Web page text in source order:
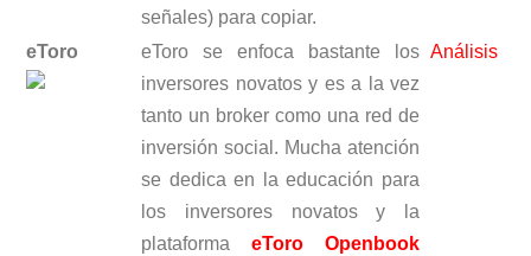
señales) para copiar.
eToro
eToro se enfoca bastante los
inversores novatos y es a la vez
tanto un broker como una red de
inversión social. Mucha atención
se dedica en la educación para
los inversores novatos y la
plataforma eToro Openbook
Análisis